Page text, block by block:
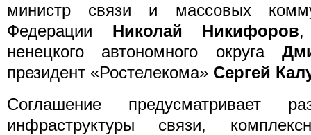
министр связи и массовых
Федерации Николай Никифоров,
ненецкого автономного округа
президент «Ростелекома» Сергей
Соглашение предусматривает
инфраструктуры связи,